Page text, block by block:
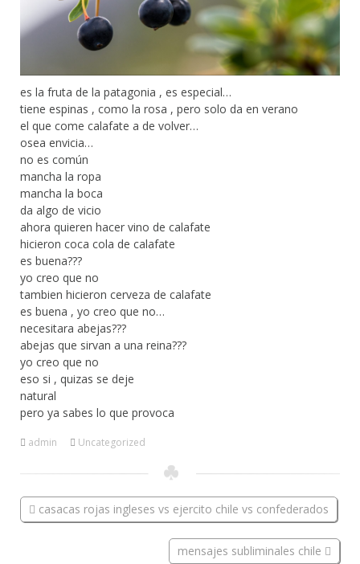
es la fruta de la patagonia , es especial…
tiene espinas , como la rosa , pero solo da en verano
el que come calafate a de volver…
osea envicia…
no es común
mancha la ropa
mancha la boca
da algo de vicio
ahora quieren hacer vino de calafate
hicieron coca cola de calafate
es buena???
yo creo que no
tambien hicieron cerveza de calafate
es buena , yo creo que no…
necesitara abejas???
abejas que sirvan a una reina???
yo creo que no
eso si , quizas se deje
natural
pero ya sabes lo que provoca
admin Uncategorized
casacas rojas ingleses vs ejercito chile vs confederados
mensajes subliminales chile